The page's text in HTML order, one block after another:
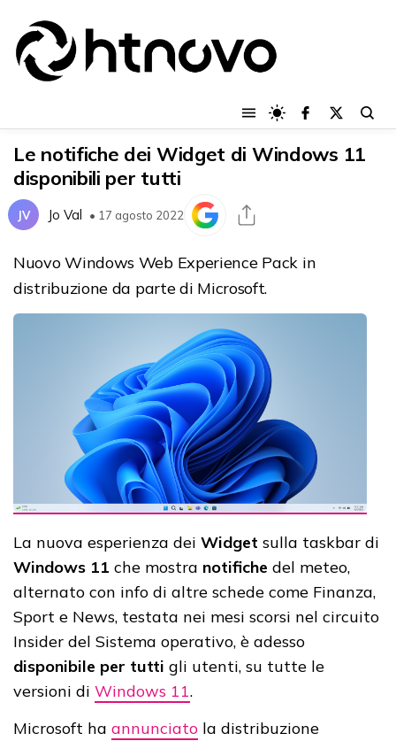
Le notifiche dei Widget di Windows 11
disponibili per tutti
JV Jo Val • 17 agosto 2022
Nuovo Windows Web Experience Pack in
distribuzione da parte di Microsoft.
La nuova esperienza dei Widget sulla taskbar di
Windows 11 che mostra notifiche del meteo,
alternato con info di altre schede come Finanza,
Sport e News, testata nei mesi scorsi nel circuito
Insider del Sistema operativo, è adesso
disponibile per tutti gli utenti, su tutte le
versioni di Windows 11.
Microsoft ha annunciato la distribuzione